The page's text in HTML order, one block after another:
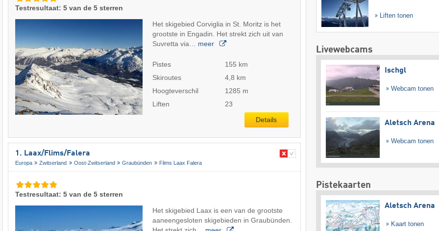
Testresultaat: 5 van de 5 sterren
Het skigebied Corviglia in St. Moritz is het
grootste in Engadin. Het strekt zich uit van
Suvretta via… meer
Pistes
155 km
Skiroutes
4,8 km
Hoogteverschil
1285 m
Liften
23
Details
1. Laax/​Flims/​Falera
Europa Zwitserland Oost-Zwitserland Graubünden Flims Laax Falera
Testresultaat: 5 van de 5 sterren
Het skigebied Laax is een van de grootste
aaneengesloten skigebieden in Graubünden.
Liften tonen
Livewebcams
Ischgl
Webcam tonen
Aletsch Arena
Webcam tonen
Pistekaarten
Aletsch Arena
Kaart tonen